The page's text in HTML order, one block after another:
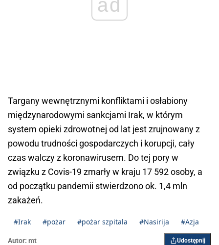
ad
Targany wewnętrznymi konfliktami i osłabiony
międzynarodowymi sankcjami Irak, w którym
system opieki zdrowotnej od lat jest zrujnowany z
powodu trudności gospodarczych i korupcji, cały
czas walczy z koronawirusem. Do tej pory w
związku z Covis-19 zmarły w kraju 17 592 osoby, a
od początku pandemii stwierdzono ok. 1,4 mln
zakażeń.
#Irak #pożar #pożar szpitala #Nasirija #Azja
Autor: mt Udostępnij